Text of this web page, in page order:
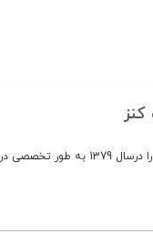
دنیا شروع کرد